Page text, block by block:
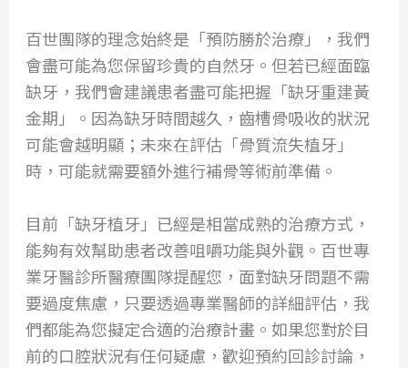
百世團隊的理念始終是「預防勝於治療」，我們
會盡可能為您保留珍貴的自然牙。但若已經面臨
缺牙，我們會建議患者盡可能把握「缺牙重建黃
金期」。因為缺牙時間越久，齒槽骨吸收的狀況
可能會越明顯；未來在評估「骨質流失植牙」
時，可能就需要額外進行補骨等術前準備。
目前「缺牙植牙」已經是相當成熟的治療方式，
能夠有效幫助患者改善咀嚼功能與外觀。百世專
業牙醫診所醫療團隊提醒您，面對缺牙問題不需
要過度焦慮，只要透過專業醫師的詳細評估，我
們都能為您擬定合適的治療計畫。如果您對於目
前的口腔狀況有任何疑慮，歡迎預約回診討論，